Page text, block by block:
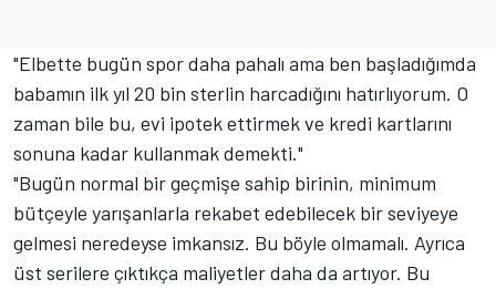
"Elbette bugün spor daha pahalı ama ben başladığımda
babamın ilk yıl 20 bin sterlin harcadığını hatırlıyorum. O
zaman bile bu, evi ipotek ettirmek ve kredi kartlarını
sonuna kadar kullanmak demekti."
"Bugün normal bir geçmişe sahip birinin, minimum
bütçeyle yarışanlarla rekabet edebilecek bir seviyeye
gelmesi neredeyse imkansız. Bu böyle olmamalı. Ayrıca
üst serilere çıktıkça maliyetler daha da artıyor. Bu